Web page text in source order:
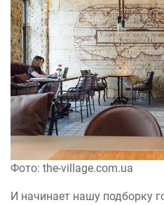
Фото: the-village.com.ua
И начинает нашу подборку